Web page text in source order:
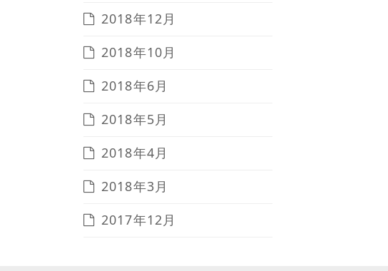
2018年12月
2018年10月
2018年6月
2018年5月
2018年4月
2018年3月
2017年12月